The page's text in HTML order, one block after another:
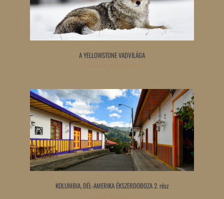
A YELLOWSTONE VADVILÁGA
KOLUMBIA, DÉL-AMERIKA ÉKSZERDOBOZA 2. rész